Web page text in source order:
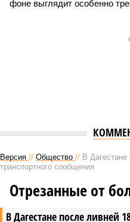
фоне выглядит особенно
Версия // Общество // В
транспортного сообщения
В Дагестане после ливней
Отрезанные от